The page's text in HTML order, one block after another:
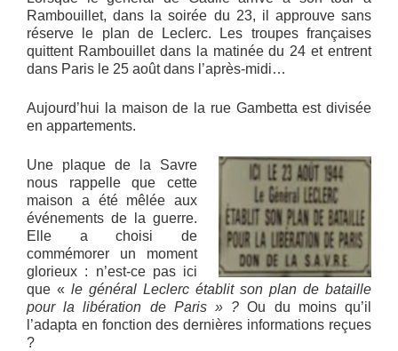
Rambouillet, dans la soirée du 23, il approuve sans
réserve le plan de Leclerc. Les troupes françaises
quittent Rambouillet dans la matinée du 24 et entrent
dans Paris le 25 août dans l’après-midi…
Aujourd’hui la maison de la rue Gambetta est divisée
en appartements.
Une plaque de la Savre
nous rappelle que cette
maison a été mêlée aux
événements de la guerre.
Elle a choisi de
commémorer un moment
glorieux : n’est-ce pas ici
que « le général Leclerc établit son plan de bataille
pour la libération de Paris » ?Ou du moins qu’il
l’adapta en fonction des dernières informations reçues
?